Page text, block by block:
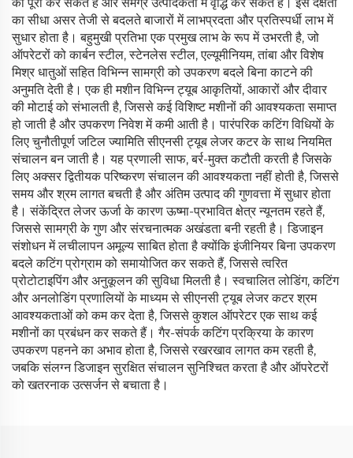
का सीधा असर तेजी से बदलते बाजारों में लाभप्रदता और प्रतिस्पर्धी लाभ में
सुधार होता है। बहुमुखी प्रतिभा एक प्रमुख लाभ के रूप में उभरती है, जो
ऑपरेटरों को कार्बन स्टील, स्टेनलेस स्टील, एल्यूमीनियम, तांबा और विशेष
मिश्र धातुओं सहित विभिन्न सामग्री को उपकरण बदले बिना काटने की
अनुमति देती है। एक ही मशीन विभिन्न ट्यूब आकृतियों, आकारों और दीवार
की मोटाई को संभालती है, जिससे कई विशिष्ट मशीनों की आवश्यकता समाप्त
हो जाती है और उपकरण निवेश में कमी आती है। पारंपरिक कटिंग विधियों के
लिए चुनौतीपूर्ण जटिल ज्यामिति सीएनसी ट्यूब लेजर कटर के साथ नियमित
संचालन बन जाती है। यह प्रणाली साफ, बर्र-मुक्त कटौती करती है जिसके
लिए अक्सर द्वितीयक परिष्करण संचालन की आवश्यकता नहीं होती है, जिससे
समय और श्रम लागत बचती है और अंतिम उत्पाद की गुणवत्ता में सुधार होता
है। संकेंद्रित लेजर ऊर्जा के कारण ऊष्मा-प्रभावित क्षेत्र न्यूनतम रहते हैं,
जिससे सामग्री के गुण और संरचनात्मक अखंडता बनी रहती है। डिजाइन
संशोधन में लचीलापन अमूल्य साबित होता है क्योंकि इंजीनियर बिना उपकरण
बदले कटिंग प्रोग्राम को समायोजित कर सकते हैं, जिससे त्वरित
प्रोटोटाइपिंग और अनुकूलन की सुविधा मिलती है। स्वचालित लोडिंग, कटिंग
और अनलोडिंग प्रणालियों के माध्यम से सीएनसी ट्यूब लेजर कटर श्रम
आवश्यकताओं को कम कर देता है, जिससे कुशल ऑपरेटर एक साथ कई
मशीनों का प्रबंधन कर सकते हैं। गैर-संपर्क कटिंग प्रक्रिया के कारण
उपकरण पहनने का अभाव होता है, जिससे रखरखाव लागत कम रहती है,
जबकि संलग्न डिजाइन सुरक्षित संचालन सुनिश्चित करता है और ऑपरेटरों
को खतरनाक उत्सर्जन से बचाता है।